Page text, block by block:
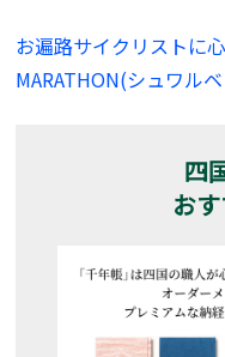
お遍路サイクリストに
MARATHON(シュワルベ
四
お